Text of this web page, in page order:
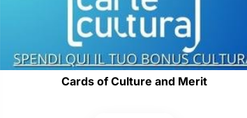
Cards of Culture and Merit